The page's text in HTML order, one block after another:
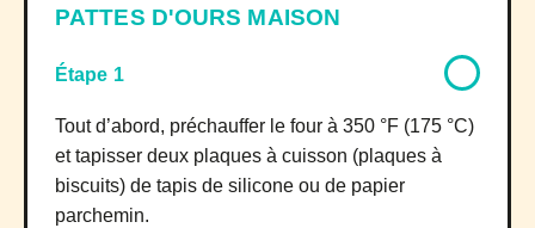
PATTES D'OURS MAISON
Étape 1
Tout d’abord, préchauffer le four à 350 °F (175 °C)
et tapisser deux plaques à cuisson (plaques à
biscuits) de tapis de silicone ou de papier
parchemin.